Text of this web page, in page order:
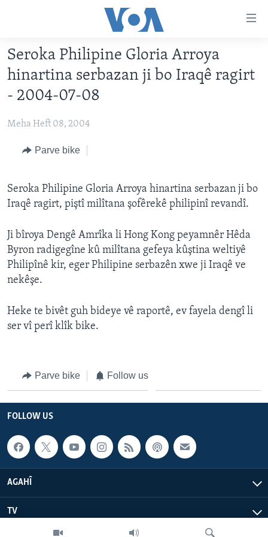
Yekser
here
naveroka
serekî
here
serekî
here
Lêgerînê
FOTO GALERÎ
RADYO
AMERÎKA
TIRKÎYE
ÎRAQ
ROJHILATA NAVÎN
CÎHAN
ÇAND Û HUNER
SORANÎ
Zimanên Din
Seroka Philipine Gloria Arroya
hinartina serbazan ji bo Iraqê ragirt
- 2004-07-08
Meha Heft 08, 2004
Parve bike
Seroka Philipine Gloria Arroya hinartina serbazan ji bo
Iraqê ragirt, piştî milîtana şofêrekê philipinî revandî.
Ji bîroya Dengê Amrîka li Hong Kong peyamnêr Hêda
Byron radigegîne kû milîtana gefeya kûştina weltiyê
Philipînê kir, eger Philipine serbazên xwe ji Iraqê ve
nekêşe.
Heke te bivêt guh bideye vê raportê, ev fayela dengî li
ser vî perî klîk bike.
Parve bike Follow us
FOLLOW US
AGAHÎ
TV